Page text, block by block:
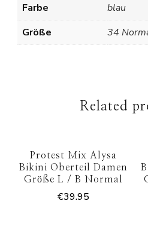
Farbe
blau
Größe
34
Related
Protest Mix Alysa
Bikini Oberteil Damen
Größe L / B Normal
€39.95